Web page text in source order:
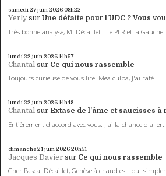
samedi 27juin 2026 08h22
Yerly surUne défaite pour l'UDC ? Vous
Très bonne analyse, M. Décaillet . Le PLR et la Gauche...
lundi 22 juin 202614h57
Chantal sur Ce qui nous rassemble
Toujours curieuse de vous lire. Mea culpa, J'ai raté...
lundi 22 juin 202614h48
Chantal sur Extase de l'âme et saucisses à
Entièrement d'accord avec vous. J'ai la chance d'aller...
dimanche 21 juin 202620h51
Jacques Davier sur Ce qui nous rassemble
Cher Pascal Décaillet, Genève à chaud est tout